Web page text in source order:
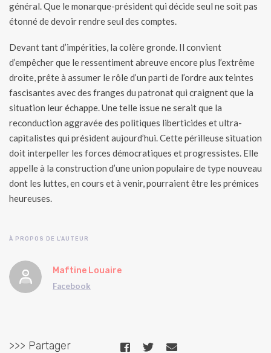
général. Que le monarque-président qui décide seul ne soit pas
étonné de devoir rendre seul des comptes.
Devant tant d’impérities, la colère gronde. Il convient
d’empêcher que le ressentiment abreuve encore plus l’extrême
droite, prête à assumer le rôle d’un parti de l’ordre aux teintes
fascisantes avec des franges du patronat qui craignent que la
situation leur échappe. Une telle issue ne serait que la
reconduction aggravée des politiques liberticides et ultra-
capitalistes qui président aujourd’hui. Cette périlleuse situation
doit interpeller les forces démocratiques et progressistes. Elle
appelle à la construction d’une union populaire de type nouveau
dont les luttes, en cours et à venir, pourraient être les prémices
heureuses.
À PROPOS DE L'AUTEUR
Maftine Louaire
Facebook
>>> Partager